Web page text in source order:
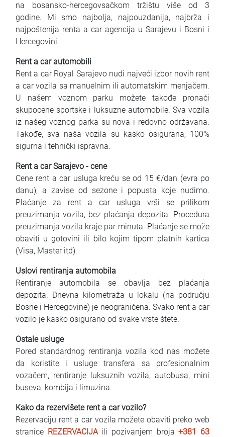
na bosansko-hercegovsačkom tržištu više od 3
godine. Mi smo najbolja, najpouzdanija, najbrža i
najpoštenija renta a car agencija u Sarajevu i Bosni i
Hercegovini.
Rent a car automobili
Rent a car Royal Sarajevo nudi najveći izbor novih rent
a car vozila sa manuelnim ili automatskim menjačem.
U našem voznom parku možete takođe pronaći
skupocene sportske i luksuzne automobile. Sva vozila
iz našeg voznog parka su nova i redovno održavana.
Takođe, sva naša vozila su kasko osigurana, 100%
sigurna i tehnički ispravna.
Rent a car Sarajevo - cene
Cene rent a car usluga kreću se od 15 €/dan (evra po
danu), a zavise od sezone i popusta koje nudimo.
Plaćanje za rent a car usluga vrši se prilikom
preuzimanja vozila, bez plaćanja depozita. Procedura
preuzimanja vozila kraje par minuta. Plaćanje se može
obaviti u gotovini ili bilo kojim tipom platnih kartica
(Visa, Master itd).
Uslovi rentiranja automobila
Rentiranje automobila se obavlja bez plaćanja
depozita. Dnevna kilometraža u lokalu (na području
Bosne i Hercegovine) je neograničena. Svako rent a car
vozilo je kasko osigurano od svake vrste štete.
Ostale usluge
Pored standardnog rentiranja vozila kod nas možete
da koristite i usluge transfera sa profesionalnim
vozačem, rentiranje luksuznih vozila, autobusa, mini
buseva, kombija i limuzina.
Kako da rezervišete rent a car vozilo?
Rezervaciju rent a car vozila možete obaviti preko web
stranice REZERVACIJAili pozivanjem broja+381 63